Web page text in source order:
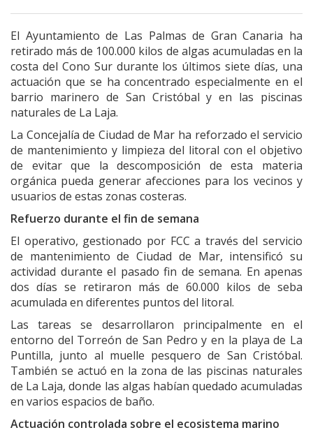
El Ayuntamiento de Las Palmas de Gran Canaria ha
retirado más de 100.000 kilos de algas acumuladas en la
costa del Cono Sur durante los últimos siete días, una
actuación que se ha concentrado especialmente en el
barrio marinero de San Cristóbal y en las piscinas
naturales de La Laja.
La Concejalía de Ciudad de Mar ha reforzado el servicio
de mantenimiento y limpieza del litoral con el objetivo
de evitar que la descomposición de esta materia
orgánica pueda generar afecciones para los vecinos y
usuarios de estas zonas costeras.
Refuerzo durante el fin de semana
El operativo, gestionado por FCC a través del servicio
de mantenimiento de Ciudad de Mar, intensificó su
actividad durante el pasado fin de semana. En apenas
dos días se retiraron más de 60.000 kilos de seba
acumulada en diferentes puntos del litoral.
Las tareas se desarrollaron principalmente en el
entorno del Torreón de San Pedro y en la playa de La
Puntilla, junto al muelle pesquero de San Cristóbal.
También se actuó en la zona de las piscinas naturales
de La Laja, donde las algas habían quedado acumuladas
en varios espacios de baño.
Actuación controlada sobre el ecosistema marino